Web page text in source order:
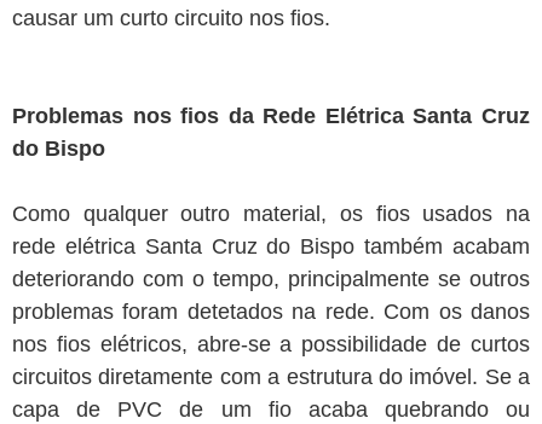
causar um curto circuito nos fios.
Problemas nos fios da Rede Elétrica Santa Cruz
do Bispo
Como qualquer outro material, os fios usados na
rede elétrica Santa Cruz do Bispo também acabam
deteriorando com o tempo, principalmente se outros
problemas foram detetados na rede. Com os danos
nos fios elétricos, abre-se a possibilidade de curtos
circuitos diretamente com a estrutura do imóvel. Se a
capa de PVC de um fio acaba quebrando ou